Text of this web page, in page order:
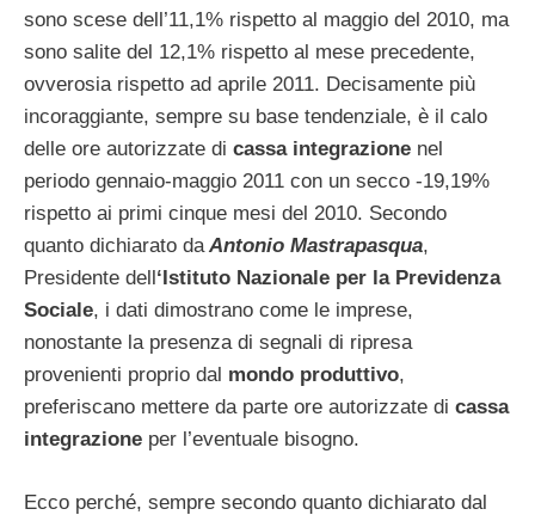
sono scese dell’11,1% rispetto al maggio del 2010, ma
sono salite del 12,1% rispetto al mese precedente,
ovverosia rispetto ad aprile 2011. Decisamente più
incoraggiante, sempre su base tendenziale, è il calo
delle ore autorizzate di cassa integrazione nel
periodo gennaio-maggio 2011 con un secco -19,19%
rispetto ai primi cinque mesi del 2010. Secondo
quanto dichiarato daAntonio Mastrapasqua,
Presidente dell ‘Istituto Nazionale per la Previdenza
Sociale, i dati dimostrano come le imprese,
nonostante la presenza di segnali di ripresa
provenienti proprio dal mondo produttivo,
preferiscano mettere da parte ore autorizzate di cassa
integrazione per l’eventuale bisogno.
Ecco perché, sempre secondo quanto dichiarato dal